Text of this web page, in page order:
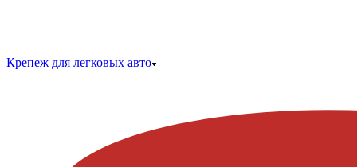
Крепеж для легковых авто